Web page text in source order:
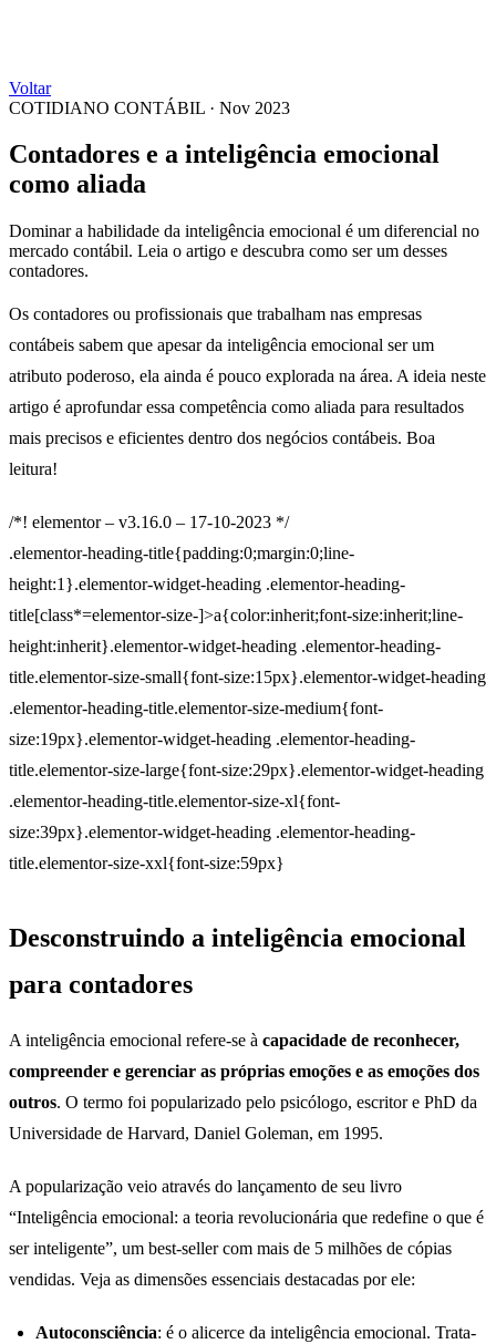
Voltar
COTIDIANO CONTÁBIL · Nov 2023
Contadores e a inteligência emocional
como aliada
Dominar a habilidade da inteligência emocional é um diferencial no
mercado contábil. Leia o artigo e descubra como ser um desses
contadores.
Os contadores ou profissionais que trabalham nas empresas
contábeis sabem que apesar da inteligência emocional ser um
atributo poderoso, ela ainda é pouco explorada na área. A ideia neste
artigo é aprofundar essa competência como aliada para resultados
mais precisos e eficientes dentro dos negócios contábeis. Boa
leitura!
/*! elementor – v3.16.0 – 17-10-2023 */
.elementor-heading-title{padding:0;margin:0;line-
height:1}.elementor-widget-heading .elementor-heading-
title[class*=elementor-size-]>a{color:inherit;font-size:inherit;line-
height:inherit}.elementor-widget-heading .elementor-heading-
title.elementor-size-small{font-size:15px}.elementor-widget-heading
.elementor-heading-title.elementor-size-medium{font-
size:19px}.elementor-widget-heading .elementor-heading-
title.elementor-size-large{font-size:29px}.elementor-widget-heading
.elementor-heading-title.elementor-size-xl{font-
size:39px}.elementor-widget-heading .elementor-heading-
title.elementor-size-xxl{font-size:59px}
Desconstruindo a inteligência emocional
para contadores
A inteligência emocional refere-se à capacidade de reconhecer,
compreender e gerenciar as próprias emoções e as emoções dos
outros. O termo foi popularizado pelo psicólogo, escritor e PhD da
Universidade de Harvard, Daniel Goleman, em 1995.
A popularização veio através do lançamento de seu livro
“Inteligência emocional: a teoria revolucionária que redefine o que é
ser inteligente”, um best-seller com mais de 5 milhões de cópias
vendidas. Veja as dimensões essenciais destacadas por ele:
Autoconsciência: é o alicerce da inteligência emocional. Trata-